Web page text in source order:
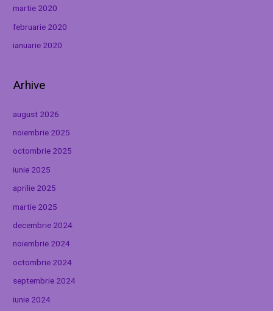
martie 2020
februarie 2020
ianuarie 2020
Arhive
august 2026
noiembrie 2025
octombrie 2025
iunie 2025
aprilie 2025
martie 2025
decembrie 2024
noiembrie 2024
octombrie 2024
septembrie 2024
iunie 2024